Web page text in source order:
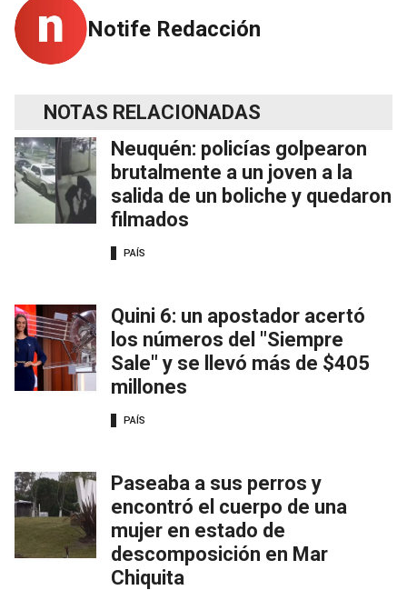
Notife Redacción
NOTAS RELACIONADAS
Neuquén: policías golpearon
brutalmente a un joven a la
salida de un boliche y quedaron
filmados
PAÍS
Quini 6: un apostador acertó
los números del "Siempre
Sale" y se llevó más de $405
millones
PAÍS
Paseaba a sus perros y
encontró el cuerpo de una
mujer en estado de
descomposición en Mar
Chiquita